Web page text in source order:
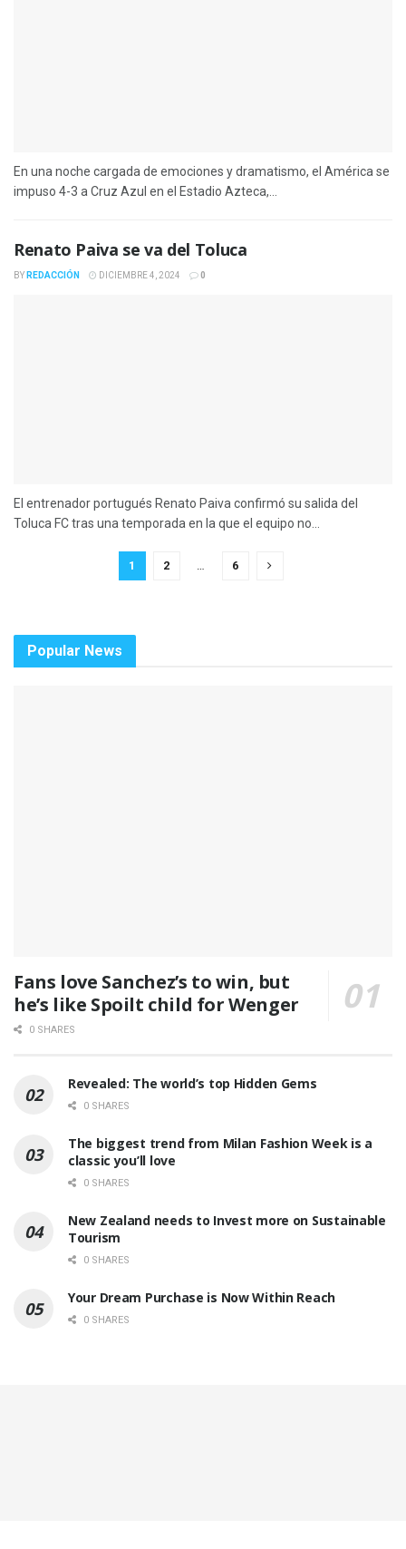
En una noche cargada de emociones y dramatismo, el América se
impuso 4-3 a Cruz Azul en el Estadio Azteca,...
Renato Paiva se va del Toluca
BY REDACCIÓN DICIEMBRE 4, 2024 0
El entrenador portugués Renato Paiva confirmó su salida del
Toluca FC tras una temporada en la que el equipo no...
1 2 … 6
Popular News
Fans love Sanchez’s to win, but
he’s like Spoilt child for Wenger
0 SHARES
Revealed: The world’s top Hidden Gems
0 SHARES
The biggest trend from Milan Fashion Week is a
classic you’ll love
0 SHARES
New Zealand needs to Invest more on Sustainable
Tourism
0 SHARES
Your Dream Purchase is Now Within Reach
0 SHARES